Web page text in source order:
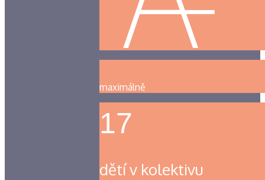
maximálně
17
dětí v kolektivu